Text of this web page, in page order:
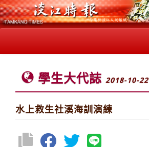
學生大代誌 2018-10-22
水上救生社溪海訓演練